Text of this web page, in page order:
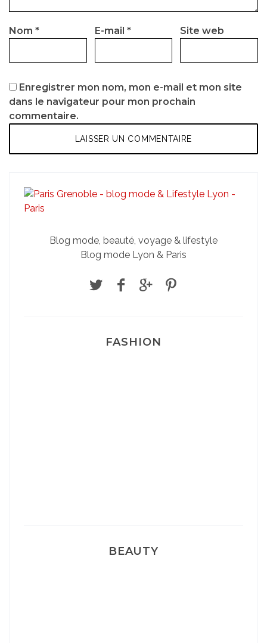
Nom * E-mail * Site web
Enregistrer mon nom, mon e-mail et mon site
dans le navigateur pour mon prochain
commentaire.
Blog mode, beauté, voyage & lifestyle
Blog mode Lyon & Paris
FASHION
BEAUTY